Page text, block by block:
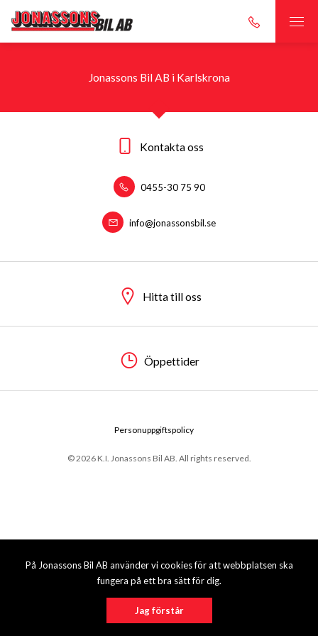
På Jonassons Bil AB använder vi cookies för att webbplatsen ska
fungera på ett bra sätt för dig.
Jag förstår
Jonassons Bil AB i Karlskrona
Kontakta oss
0455-30 75 90
info@jonassonsbil.se
Hitta till oss
Öppettider
© 2026 K.I. Jonassons Bil AB. All rights reserved.
Personuppgiftspolicy